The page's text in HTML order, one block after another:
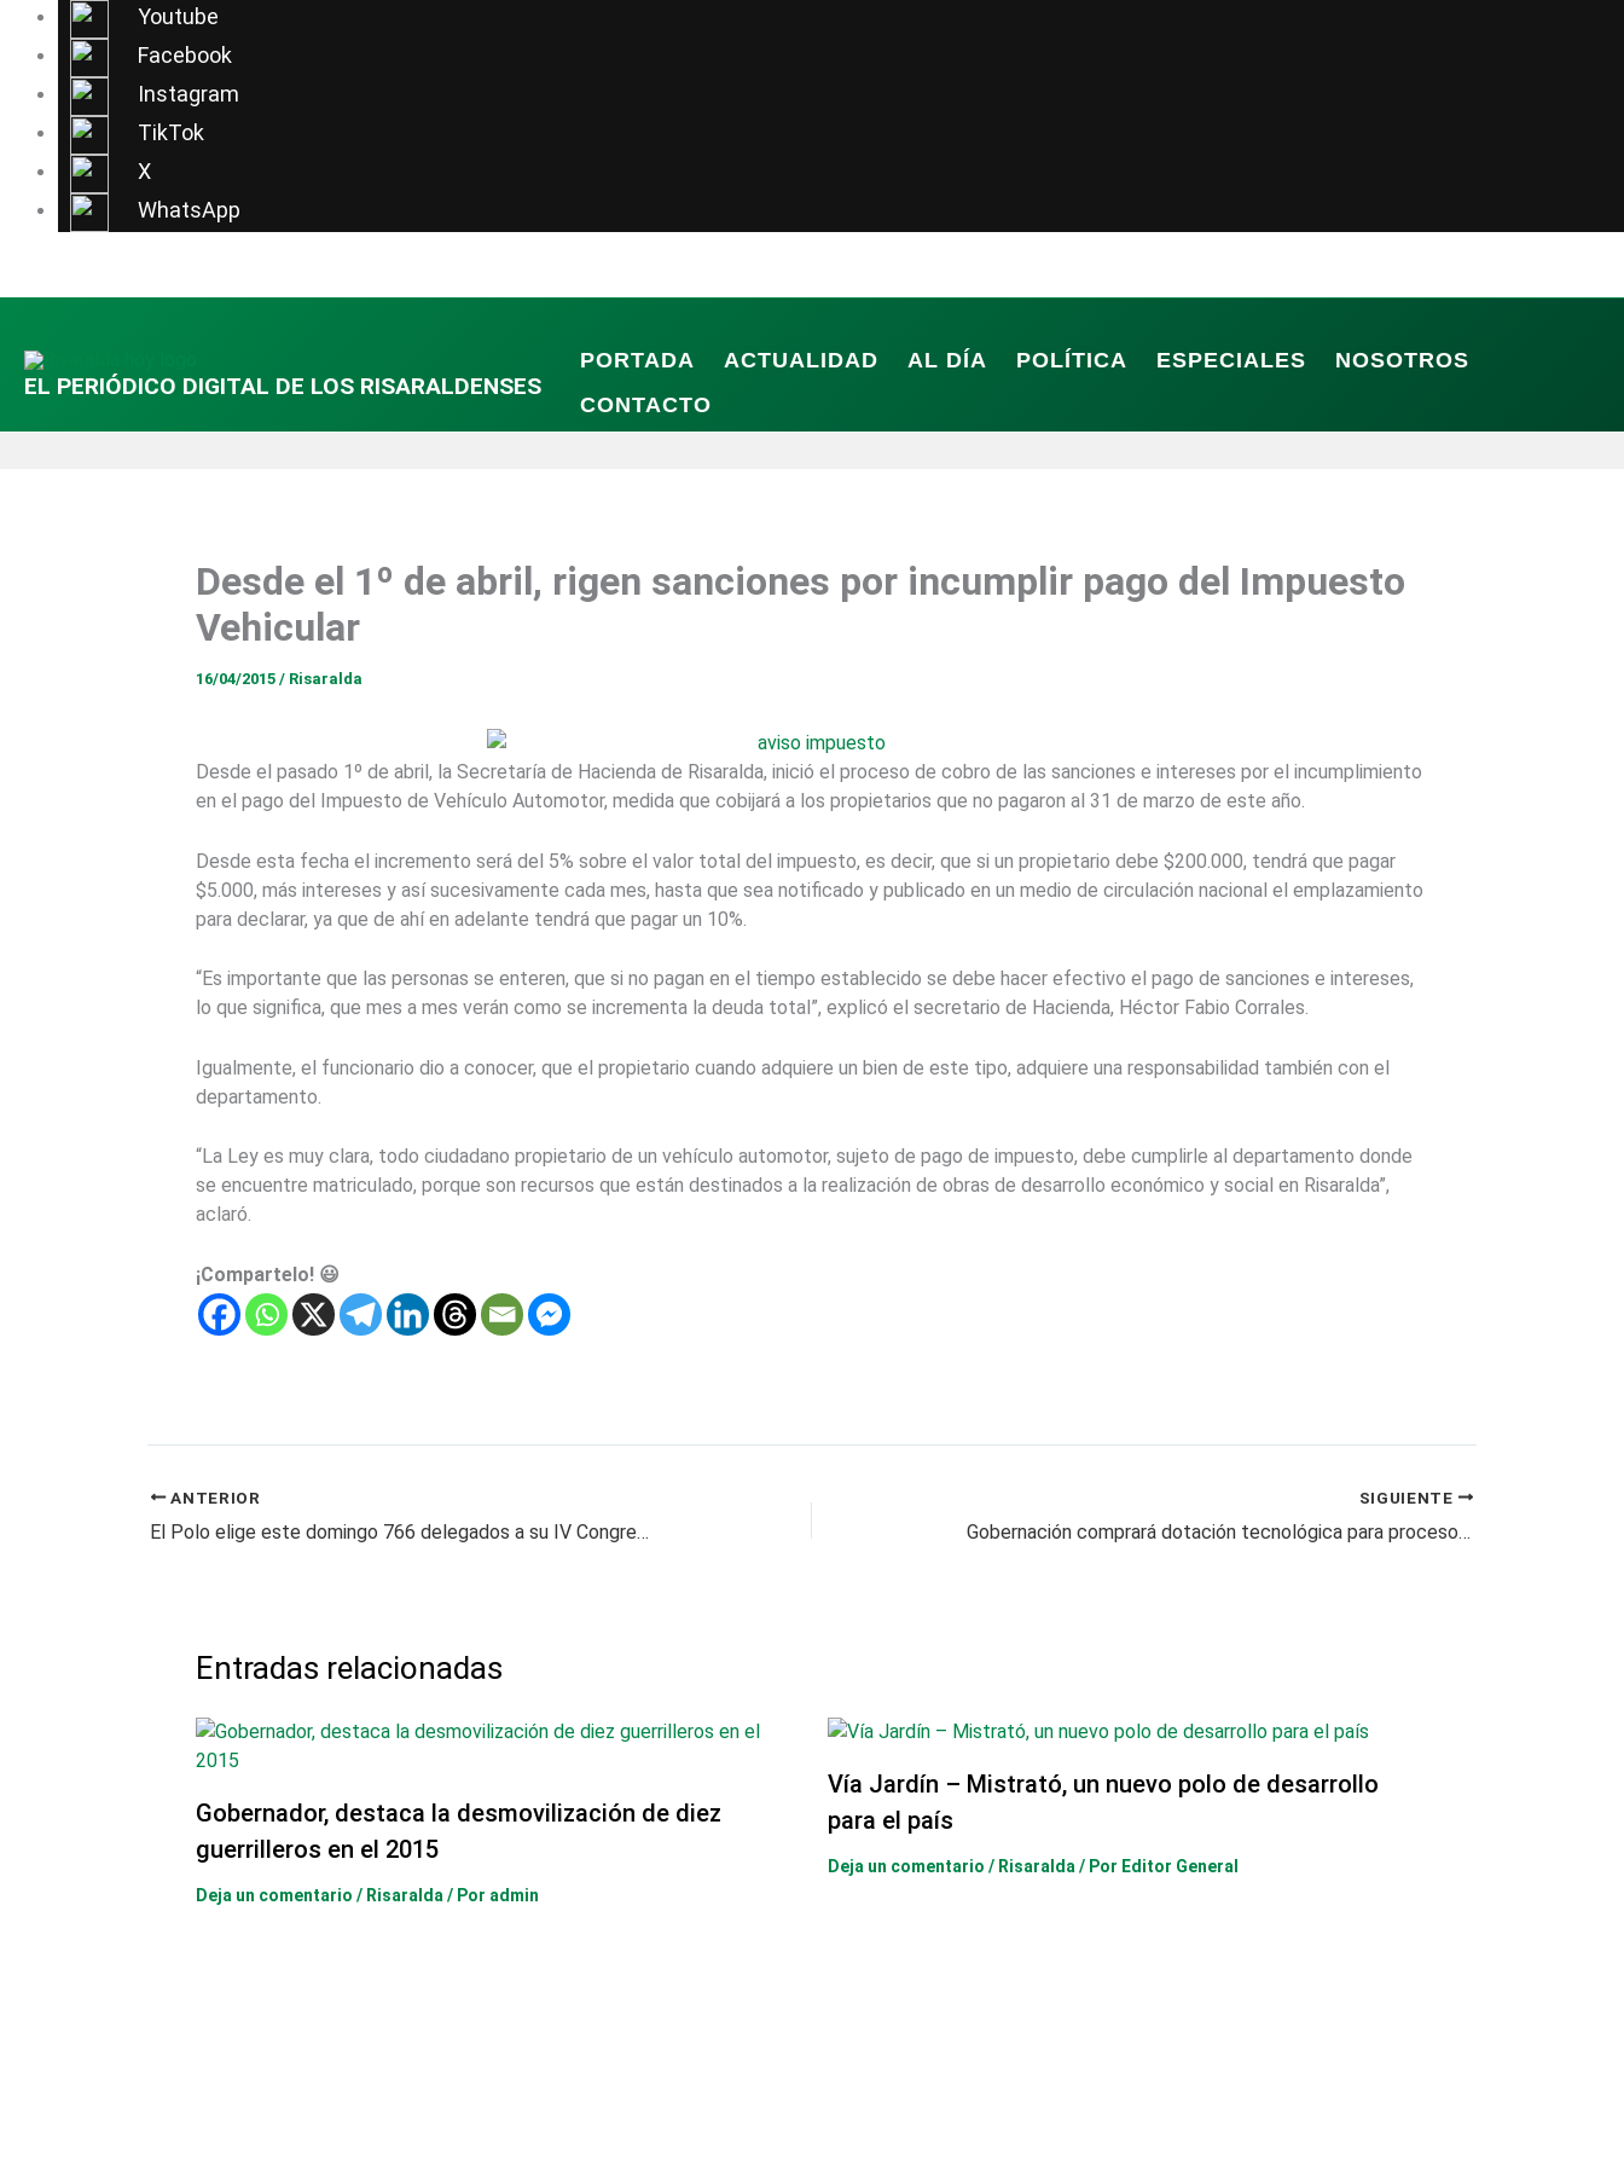
Youtube
Facebook
Instagram
TikTok
X
WhatsApp
contenido
EL PERIÓDICO DIGITAL DE LOS RISARALDENSES
PORTADA ACTUALIDAD AL DÍA POLÍTICA ESPECIALES
NOSOTROS
CONTACTO
Desde el 1º de abril, rigen sanciones por incumplir pago del Impuesto
Vehicular
16/04/2015 / Risaralda
Desde el pasado 1º de abril, la Secretaría de Hacienda de Risaralda, inició el proceso de cobro de las sanciones e intereses por el incumplimiento
en el pago del Impuesto de Vehículo Automotor, medida que cobijará a los propietarios que no pagaron al 31 de marzo de este año.
Desde esta fecha el incremento será del 5% sobre el valor total del impuesto, es decir, que si un propietario debe $200.000, tendrá que pagar
$5.000, más intereses y así sucesivamente cada mes, hasta que sea notificado y publicado en un medio de circulación nacional el emplazamiento
para declarar, ya que de ahí en adelante tendrá que pagar un 10%.
“Es importante que las personas se enteren, que si no pagan en el tiempo establecido se debe hacer efectivo el pago de sanciones e intereses,
lo que significa, que mes a mes verán como se incrementa la deuda total”, explicó el secretario de Hacienda, Héctor Fabio Corrales.
Igualmente, el funcionario dio a conocer, que el propietario cuando adquiere un bien de este tipo, adquiere una responsabilidad también con el
departamento.
“La Ley es muy clara, todo ciudadano propietario de un vehículo automotor, sujeto de pago de impuesto, debe cumplirle al departamento donde
se encuentre matriculado, porque son recursos que están destinados a la realización de obras de desarrollo económico y social en Risaralda”,
aclaró.
¡Compartelo! 😃
ANTERIOR
El Polo elige este domingo 766 delegados a su IV Congreso Nacional
SIGUIENTE
Gobernación comprará dotación tecnológica para procesos formativos
Entradas relacionadas
Gobernador, destaca la desmovilización de diez
guerrilleros en el 2015
Deja un comentario / Risaralda / Por admin
Vía Jardín – Mistrató, un nuevo polo de desarrollo
para el país
Deja un comentario / Risaralda/ Por Editor General